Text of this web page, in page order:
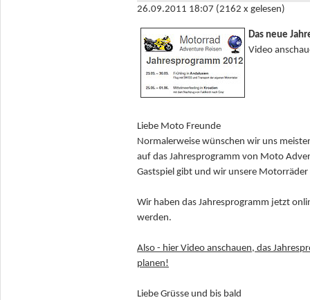
26.09.2011 18:07 (2162 x gelesen)
Das neue
Video
Liebe Moto Freunde
Normalerweise wünschen wir uns
auf das Jahresprogramm von Moto
Gastspiel gibt und wir unsere
Wir haben das Jahresprogramm jetzt
werden.
Also - hier Video anschauen, das
planen!
Liebe Grüsse und bis bald